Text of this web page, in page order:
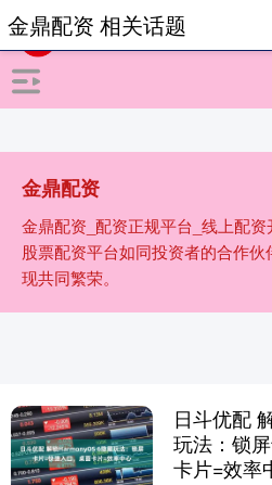
金鼎配资
金鼎配资_配资正规平台_线上配
股票配资平台如同投资者的合作
现共同繁荣。
金鼎配资 相关话题
日斗优配
玩法：锁
卡片=效率